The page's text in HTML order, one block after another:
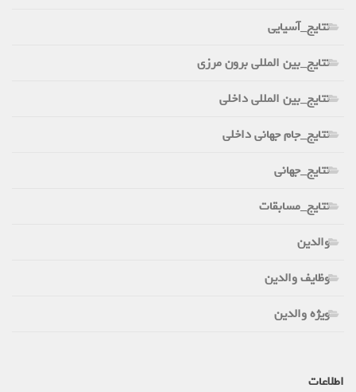
نتایج_آسیایی
نتایج_بین المللی برون مرزی
نتایج_بین المللی داخلی
نتایج_جام جهانی داخلی
نتایج_جهانی
نتایج_مسابقات
والدین
وظایف والدین
ویژه والدین
اطلاعات